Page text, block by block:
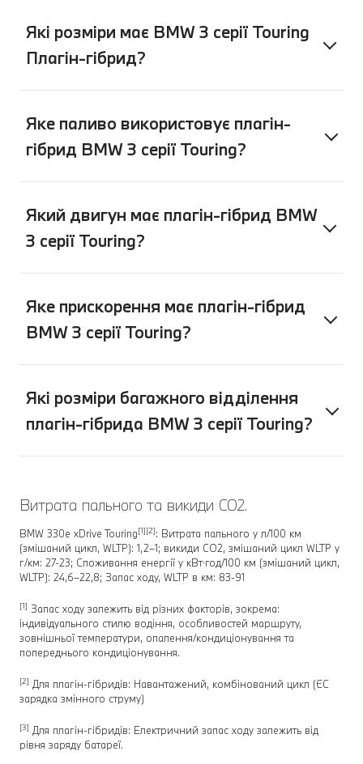
Які розміри має BMW 3 серії Touring
Плагін-гібрид?
Яке паливо використовує плагін-
гібрид BMW 3 серії Touring?
Який двигун має плагін-гібрид BMW
3 серії Touring?
Яке прискорення має плагін-гібрид
BMW 3 серії Touring?
Які розміри багажного відділення
плагін-гібрида BMW 3 серії Touring?
Витрата пального та викиди CO2.
BMW 330e xDrive Touring[1][2]: Витрата пального у л/100 км
(змішаний цикл, WLTP): 1,2–1; викиди CO2, змішаний цикл WLTP у
г/км: 27-23; Споживання енергії у кВт⋅год/100 км (змішаний цикл,
WLTP): 24,6–22,8; Запас ходу, WLTP в км: 83-91
[1] Запас ходу залежить від різних факторів, зокрема:
індивідуального стилю водіння, особливостей маршруту,
зовнішньої температури, опалення/кондиціонування та
попереднього кондиціонування.
[2] Для плагін-гібридів: Навантажений, комбінований цикл (ЄC
зарядка змінного струму)
[3] Для плагін-гібридів: Електричний запас ходу залежить від
рівня заряду батареї.